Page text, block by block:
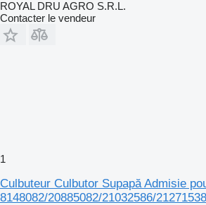
ROYAL DRU AGRO S.R.L.
Contacter le vendeur
1
Culbuteur Culbutor Supapă Admisie
8148082/20885082/21032586/